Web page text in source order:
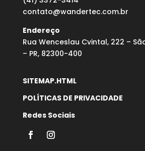
contato@wandertec.com.br
Endereço
Rua Wenceslau Cvintal, 222 –
– PR, 82300-400
SITEMAP.HTML
POLÍTICAS DE PRIVACIDADE
Redes Sociais